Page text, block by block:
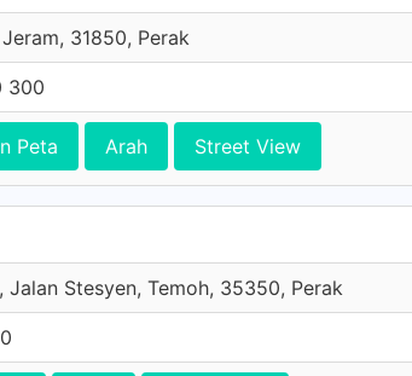
31850, Perak
300
Peta Arah Street View
Jalan Stesyen, Temoh, 35350, Perak